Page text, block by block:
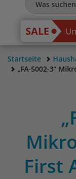
SALE
Startseite
„FA-5002-3“
First